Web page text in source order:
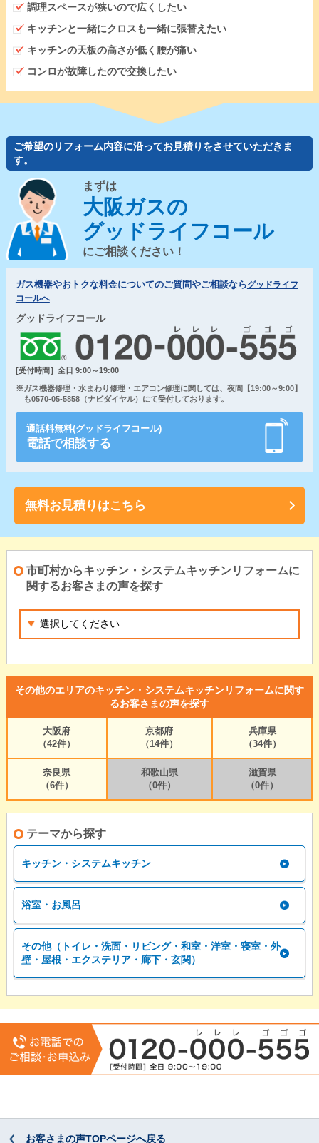
調理スペースが狭いので広くしたい
キッチンと一緒にクロスも一緒に張替えたい
キッチンの天板の高さが低く腰が痛い
コンロが故障したので交換したい
ご希望のリフォーム内容に沿ってお見積りをさせていただきま
す。
まずは
大阪ガスの
グッドライフコール
にご相談ください！
ガス機器やおトクな料金についてのご質問やご相談ならグッドライフ
コールへ
グッドライフコール
[受付時間］全日 9:00～19:00
※ガス機器修理・水まわり修理・エアコン修理に関しては、夜間【19:00～9:00】
も0570-05-5858（ナビダイヤル）にて受付しております。
通話料無料(グッドライフコール)
電話で相談する
無料お見積りはこちら
市町村からキッチン・システムキッチンリフォームに
関するお客さまの声を探す
その他のエリアのキッチン・システムキッチンリフォームに関す
るお客さまの声を探す
大阪府
（42件）
京都府
（14件）
兵庫県
（34件）
奈良県
（6件）
和歌山県
（0件）
滋賀県
（0件）
テーマから探す
キッチン・システムキッチン
浴室・お風呂
その他（トイレ・洗面・リビング・和室・洋室・寝室・外
壁・屋根・エクステリア・廊下・玄関）
お客さまの声TOPページへ戻る